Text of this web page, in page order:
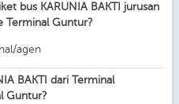
bus KARUNIA BAKTI jurusan
Terminal Guntur?
agen
BAKTI dari Terminal
Guntur?